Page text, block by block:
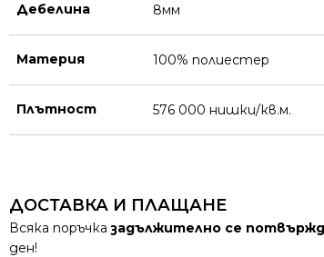
Дебелина 8мм
Материя 100% полиестер
Плътност 576 000 нишки/кв.м.
ДОСТАВКА И ПЛАЩАНЕ
Всяка поръчказадължително се
ден!